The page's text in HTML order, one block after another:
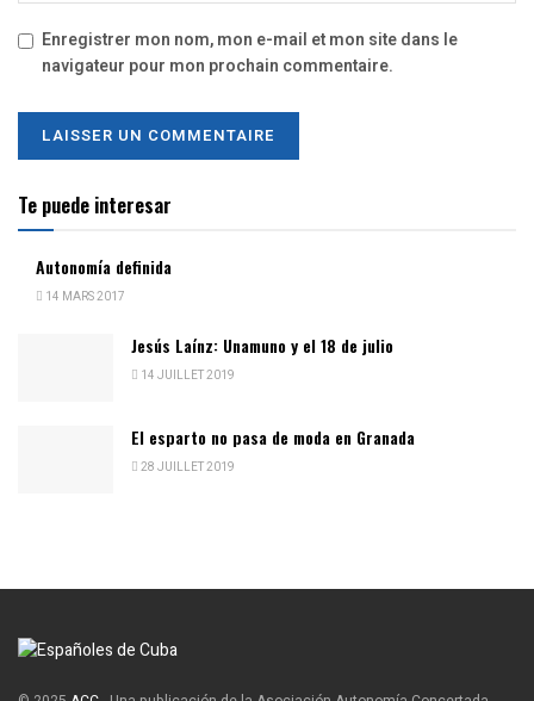
Enregistrer mon nom, mon e-mail et mon site dans le
navigateur pour mon prochain commentaire.
Te puede interesar
Autonomía definida
14 MARS 2017
Jesús Laínz: Unamuno y el 18 de julio
14 JUILLET 2019
El esparto no pasa de moda en Granada
28 JUILLET 2019